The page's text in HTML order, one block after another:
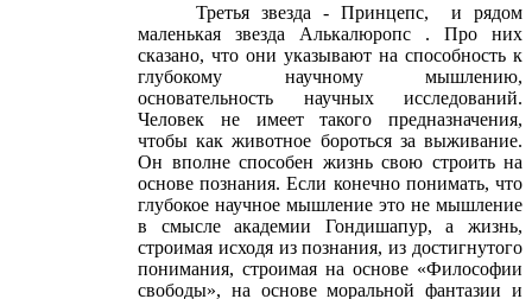
Третья звезда - Принцепс, и рядом
маленькая звезда Алькалюропс . Про них
сказано, что они указывают на способность к
глубокому научному мышлению,
основательность научных исследований.
Человек не имеет такого предназначения,
чтобы как животное бороться за выживание.
Он вполне способен жизнь свою строить на
основе познания. Если конечно понимать, что
глубокое научное мышление это не мышление
в смысле академии Гондишапур, а жизнь,
строимая исходя из познания, из достигнутого
понимания, строимая на основе «Философии
свободы», на основе моральной фантазии и